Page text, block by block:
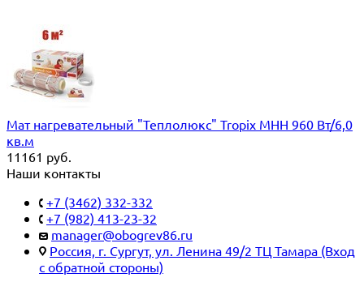
Мат нагревательный "Теплолюкс" Tropix МНН 960 Вт/6,0
кв.м
11161 руб.
Наши контакты
+7 (3462) 332-332
+7 (982) 413-23-32
manager@obogrev86.ru
Россия, г. Сургут, ул. Ленина 49/2 ТЦ Тамара (Вход
с обратной стороны)